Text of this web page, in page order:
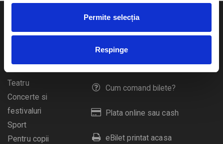
Permite selecția
Respinge
Cum comand bilete?
Plata online sau cash
eBilet printat acasa
Teatru
Concerte si
festivaluri
Sport
Pentru copii